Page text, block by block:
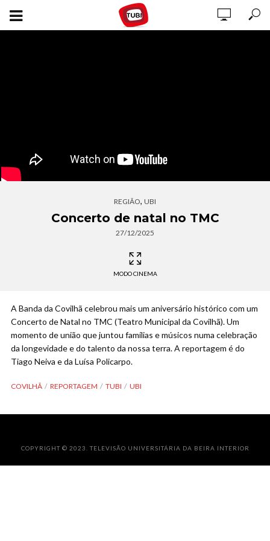
REGIÃO, UBI
Concerto de natal no TMC
27/12/2025
MODO CINEMA
A Banda da Covilhã celebrou mais um aniversário histórico com um
Concerto de Natal no TMC (Teatro Municipal da Covilhã). Um
momento de união que juntou famílias e músicos numa celebração
da longevidade e do talento da nossa terra. A reportagem é do
Tiago Neiva e da Luísa Policarpo.
COVILHÃ REPORTAGEM TUBI UBI
COPYRIGHT © 2023. TELEVISÃO UNIVERSITÁRIA DA BEIRA INTERIOR